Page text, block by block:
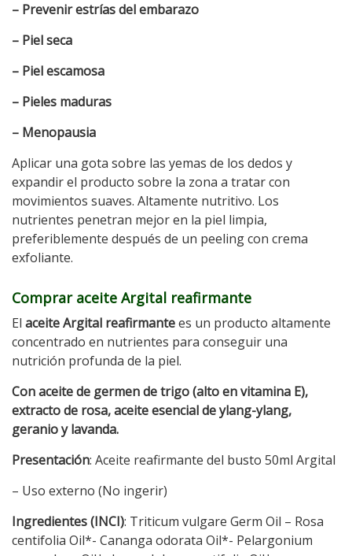
– Prevenir estrías del embarazo
– Piel seca
– Piel escamosa
– Pieles maduras
– Menopausia
Aplicar una gota sobre las yemas de los dedos y
expandir el producto sobre la zona a tratar con
movimientos suaves. Altamente nutritivo. Los
nutrientes penetran mejor en la piel limpia,
preferiblemente después de un peeling con crema
exfoliante.
Comprar aceite Argital reafirmante
El aceite Argital reafirmantees un producto altamente
concentrado en nutrientes para conseguir una
nutrición profunda de la piel.
Con aceite de germen de trigo (alto en vitamina E),
extracto de rosa, aceite esencial de ylang-ylang,
geranio y lavanda.
Presentación: Aceite reafirmante del busto 50ml Argital
– Uso externo (No ingerir)
Ingredientes (INCI): Triticum vulgare Germ Oil – Rosa
centifolia Oil*- Cananga odorata Oil*- Pelargonium